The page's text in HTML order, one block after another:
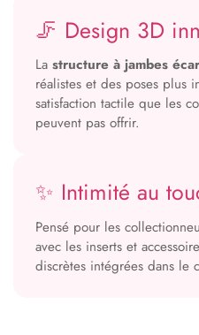
🦵 Design 3D
La structure à jambes
réalistes et des poses plus
satisfaction tactile que les
peuvent pas offrir.
✨ Intimité au
Pensé pour les
avec les inserts et
discrètes intégrées dans le